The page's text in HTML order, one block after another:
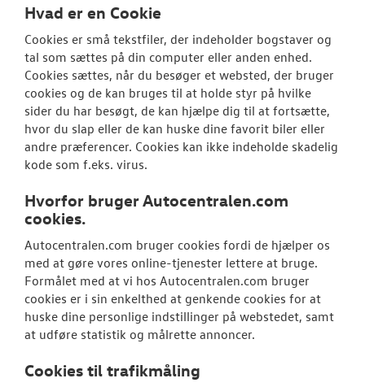
Hvad er en Cookie
Cookies er små tekstfiler, der indeholder bogstaver og
tal som sættes på din computer eller anden enhed.
Cookies sættes, når du besøger et websted, der bruger
cookies og de kan bruges til at holde styr på hvilke
sider du har besøgt, de kan hjælpe dig til at fortsætte,
hvor du slap eller de kan huske dine favorit biler eller
andre præferencer. Cookies kan ikke indeholde skadelig
kode som f.eks. virus.
Hvorfor bruger Autocentralen.com
cookies.
Autocentralen.com bruger cookies fordi de hjælper os
med at gøre vores online-tjenester lettere at bruge.
Formålet med at vi hos Autocentralen.com bruger
cookies er i sin enkelthed at genkende cookies for at
huske dine personlige indstillinger på webstedet, samt
at udføre statistik og målrette annoncer.
Cookies til trafikmåling